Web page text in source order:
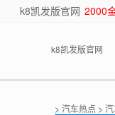
k8凯发版官网 2000
k8凯发版官网
> 汽车热点 >